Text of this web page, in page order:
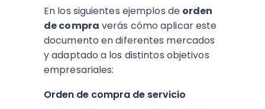
En los siguientes ejemplos de orden
de compra verás cómo aplicar este
documento en diferentes mercados
y adaptado a los distintos objetivos
empresariales:
Orden de compra de servicio